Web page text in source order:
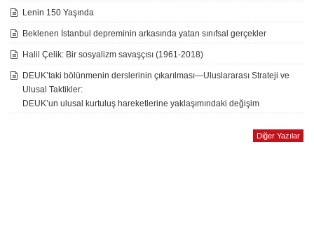
Lenin 150 Yaşında
Beklenen İstanbul depreminin arkasında yatan sınıfsal gerçekler
Halil Çelik: Bir sosyalizm savaşçısı (1961-2018)
DEUK’taki bölünmenin derslerinin çıkarılması—Uluslararası Strateji ve
Ulusal Taktikler:
DEUK’un ulusal kurtuluş hareketlerine yaklaşımındaki değişim
Diğer Yazılar